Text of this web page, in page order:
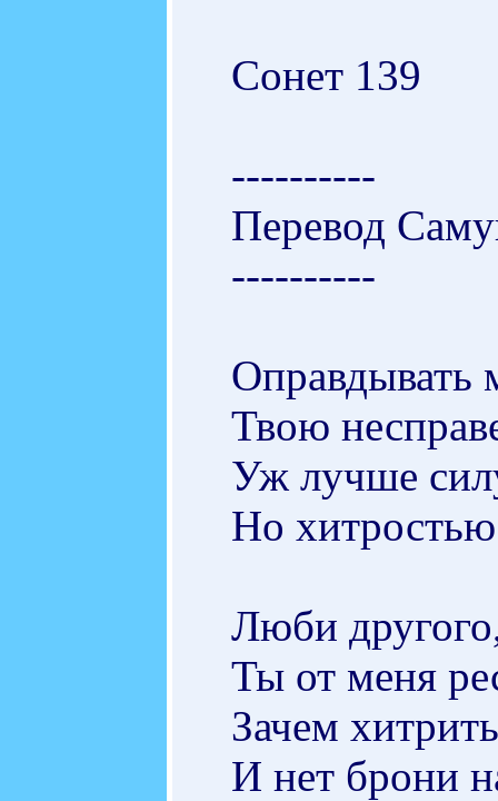
Сонет 139
----------
Перевод
----------
Оправдывать
Твою
Уж лучше
Но
Люби
Ты от меня
Зачем
И нет брони